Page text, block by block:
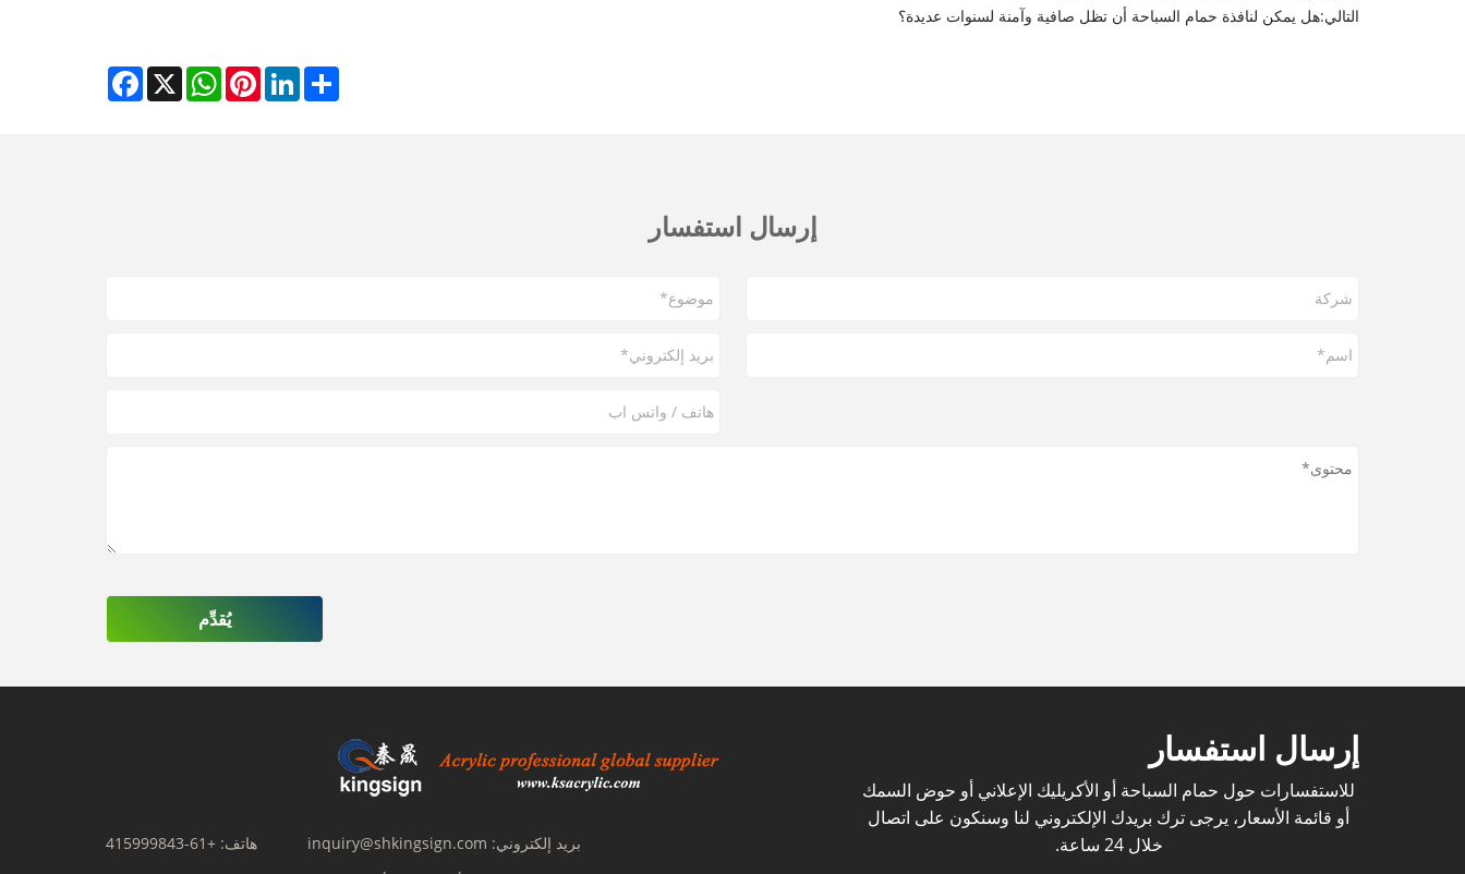
التالي:هل يمكن لنافذة حمام السباحة أن تظل صافية وآمنة لسنوات عديدة؟
Facebook X
WhatsAppPinterestLinkedInShare
إرسال استفسار
يُقدِّم
هاتف: +61-415999843 بريد إلكتروني: inquiry@shkingsign.com
إرسال استفسار
للاستفسارات حول حمام السباحة أو الأكريليك الإعلاني أو حوض السمك
أو قائمة الأسعار، يرجى ترك بريدك الإلكتروني لنا وسنكون على اتصال
خلال 24 ساعة.